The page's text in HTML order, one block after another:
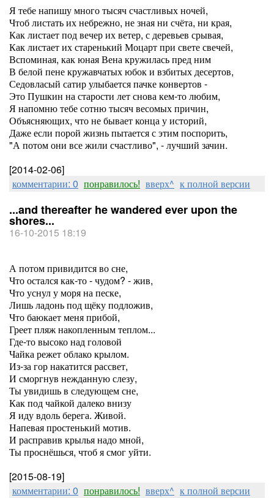
Я тебе напишу много тысяч счастливых ночей,
Чтоб листать их небрежно, не зная ни счёта, ни края,
Как листает под вечер их ветер, с деревьев срывая,
Как листает их старенький Моцарт при свете свечей,
Вспоминая, как юная Вена кружилась пред ним
В белой пене кружавчатых юбок и взбитых десертов,
Седовласый сатир улыбается пачке конвертов -
Это Пушкин на старости лет снова кем-то любим,
Я напомню тебе сотню тысяч весомых причин,
Объясняющих, что не бывает конца у историй,
Даже если порой жизнь пытается с этим поспорить,
"А потом они все жили счастливо", - лучший зачин.
[2014-02-06]
комментарии: 0 понравилось! вверх^ к полной версии
...and thereafter he wandered ever upon the
shores...
16-10-2015 18:19
А потом привидится во сне,
Что остался как-то - чудом? - жив,
Что уснул у моря на песке,
Лишь ладонь под щёку подложив,
Что баюкает меня прибой,
Греет пляж накопленным теплом...
Где-то высоко над головой
Чайка режет облако крылом.
Из-за гор накатится рассвет,
И сморгнув нежданную слезу,
Ты увидишь в следующем сне,
Как под чайкой далеко внизу
Я иду вдоль берега. Живой.
Напевая простенький мотив.
И расправив крылья надо мной,
Ты проснёшься, чтоб я смог уйти.
[2015-08-19]
комментарии: 0 понравилось! вверх^ к полной версии